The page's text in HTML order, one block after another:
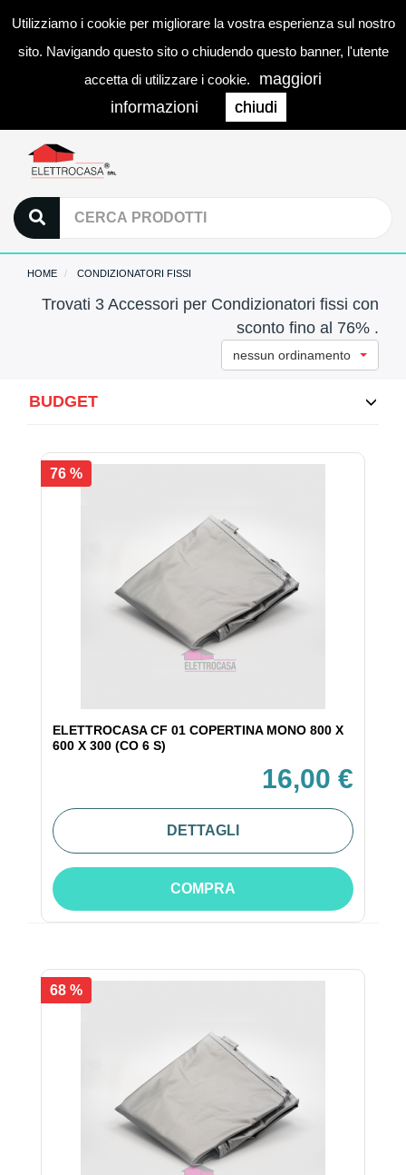
Utilizziamo i cookie per migliorare la vostra esperienza sul nostro
sito. Navigando questo sito o chiudendo questo banner, l'utente
accetta di utilizzare i cookie.
maggiori
informazioni
chiudi
0
HOME CONDIZIONATORI FISSI
Trovati 3 Accessori per Condizionatori fissi con
sconto fino al 76% .
nessun ordinamento
BUDGET
76 %
ELETTROCASA CF 01 COPERTINA MONO 800 X
600 X 300 (CO 6 S)
16,00 €
DETTAGLI
COMPRA
68 %